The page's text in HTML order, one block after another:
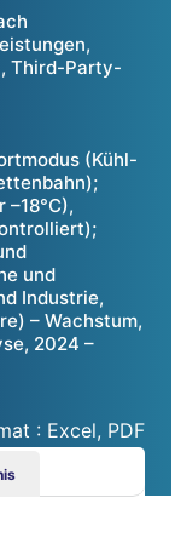
Third-Party-
(Kühl-
und
Industrie,
– Wachstum,
2024 –
: Excel, PDF